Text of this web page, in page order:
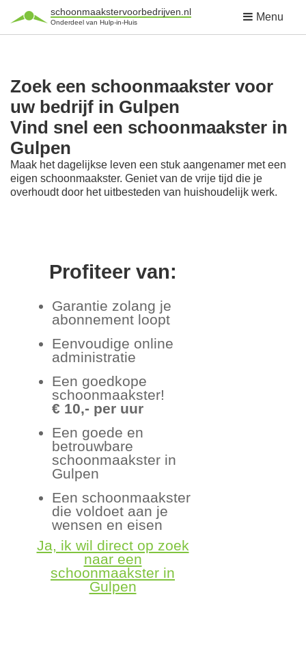
schoonmaakstervoorbedrijven.nl
Onderdeel van Hulp-in-Huis Menu
Zoek een schoonmaakster voor
uw bedrijf in Gulpen
Vind snel een schoonmaakster in
Gulpen
Maak het dagelijkse leven een stuk aangenamer met een
eigen schoonmaakster. Geniet van de vrije tijd die je
overhoudt door het uitbesteden van huishoudelijk werk.
Profiteer van:
Garantie zolang je
abonnement loopt
Eenvoudige online
administratie
Een goedkope
schoonmaakster!
€ 10,- per uur
Een goede en
betrouwbare
schoonmaakster in
Gulpen
Een schoonmaakster
die voldoet aan je
wensen en eisen
Ja, ik wil direct op zoek
naar een
schoonmaakster in
Gulpen